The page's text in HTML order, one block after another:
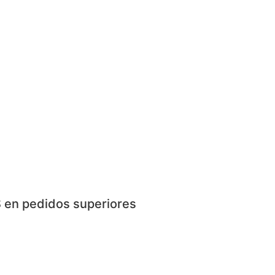
en pedidos superiores